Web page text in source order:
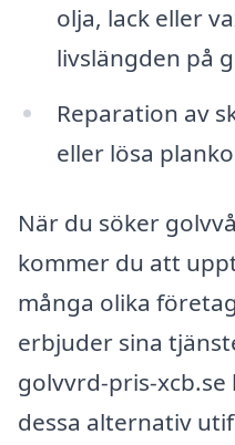
olja, lack eller
livslängden på
Reparation av
eller lösa
När du söker
kommer du att
många olika
erbjuder sina
golvvrd-pris-
dessa alternativ